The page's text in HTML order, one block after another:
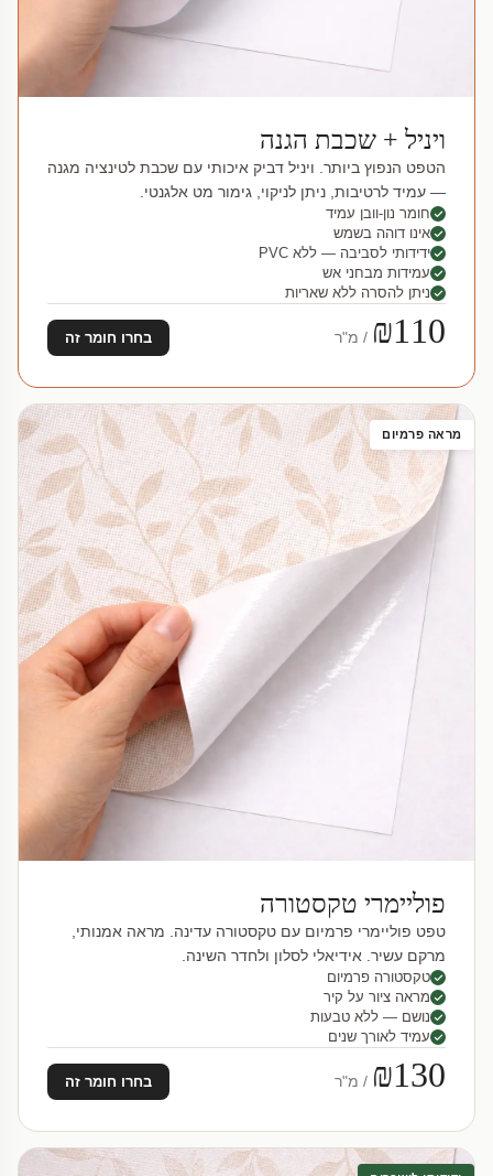
ויניל + שכבת הגנה
הטפט הנפוץ ביותר. ויניל דביק איכותי עם שכבת לטינציה מגנה
— עמיד לרטיבות, ניתן לניקוי, גימור מט אלגנטי.
חומר נון-וובן עמיד
אינו דוהה בשמש
ידידותי לסביבה — ללא PVC
עמידות מבחני אש
ניתן להסרה ללא שאריות
₪110 / מ"ר בחרו חומר זה
מראה פרמיום
פוליימרי טקסטורה
טפט פוליימרי פרמיום עם טקסטורה עדינה. מראה אמנותי,
מרקם עשיר. אידיאלי לסלון ולחדר השינה.
טקסטורה פרמיום
מראה ציור על קיר
נושם — ללא טבעות
עמיד לאורך שנים
₪130 / מ"ר בחרו חומר זה